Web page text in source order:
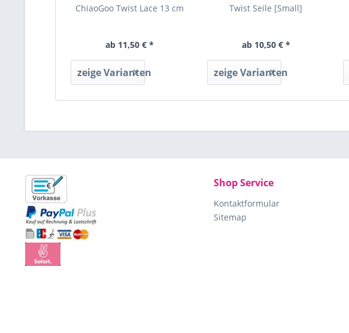
ChiaoGoo Twist Lace 13 cm
ab 11,50 € *
zeige Varianten
Twist Seile [Small]
ab 10,50 € *
zeige Varianten
Shop Service
Kontaktformular
Sitemap